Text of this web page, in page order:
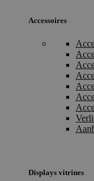
Accessoires
Displays vitrines